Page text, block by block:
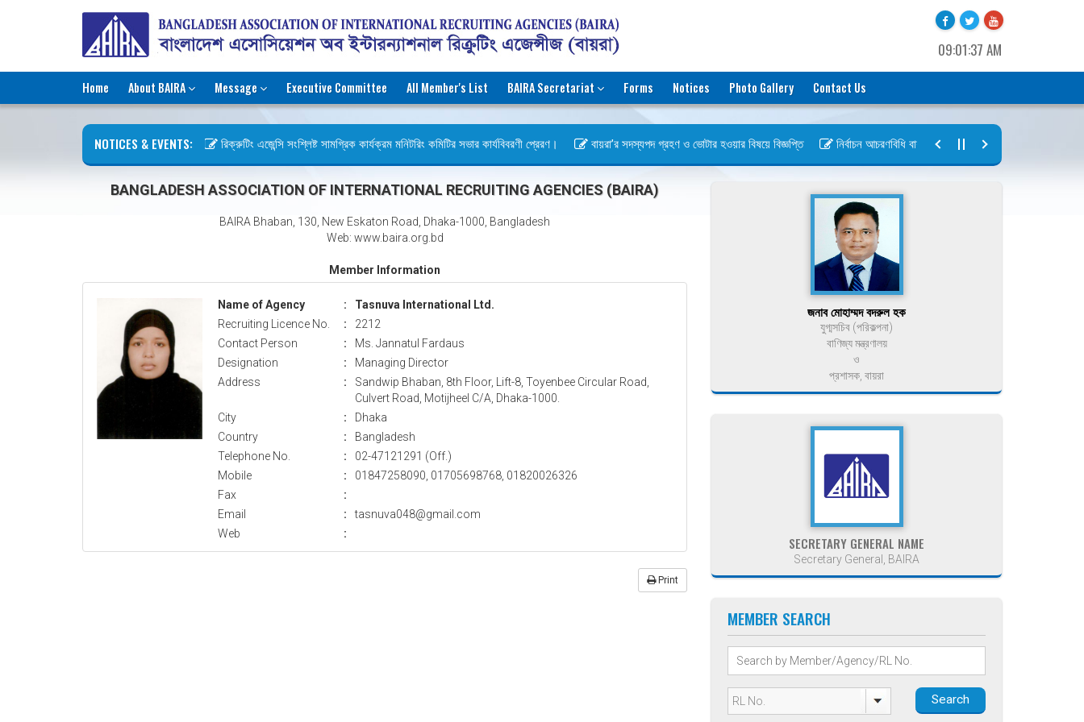
09:01:37 AM
Home About BAIRA Message Executive Committee All Member's List BAIRA Secretariat Forms Notices Photo Gallery Contact Us
NOTICES & EVENTS: রিক্রুটিং এজেন্সি সংশ্লিষ্ট সামগ্রিক কার্যক্রম মনিটরিং কমিটির সভার কার্যবিবরণী প্রেরণ। বায়রা’র সদস্যপদ গ্রহণ ও ভোটার হওয়ার বিষয়ে বিজ্ঞপ্তি নির্বাচন আচরণবিধি বায়রা ২০২৬-২০২৮
BANGLADESH ASSOCIATION OF INTERNATIONAL RECRUITING AGENCIES (BAIRA)
BAIRA Bhaban, 130, New Eskaton Road, Dhaka-1000, Bangladesh
Web: www.baira.org.bd
Member Information
Name of Agency :
Tasnuva International Ltd.
Recruiting Licence No.
:
2212
Contact Person
:
Ms. Jannatul Fardaus
Designation
:
Managing Director
Address
:
Sandwip Bhaban, 8th Floor, Lift-8, Toyenbee Circular Road,
Culvert Road, Motijheel C/A, Dhaka-1000.
City
:
Dhaka
Country
:
Bangladesh
Telephone No.
:
02-47121291 (Off.)
Mobile
:
01847258090, 01705698768, 01820026326
Fax
:
Email
:
tasnuva048@gmail.com
Web
:
Print
জনাব মোহাম্মদ বদরুল হক
যুগ্মসচিব (পরিকল্পনা)
বাণিজ্য মন্ত্রণালয়
ও
প্রশাসক, বায়রা
SECRETARY GENERAL NAME
Secretary General, BAIRA
MEMBER SEARCH
Search